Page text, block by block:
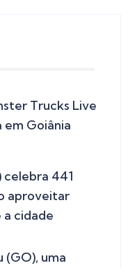
Trucks Live
Goiânia
celebra 441
aproveitar
cidade
(GO), uma